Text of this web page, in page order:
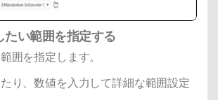
たい範囲を指定する
囲を指定します。
り、数値を入力して詳細な範囲設定